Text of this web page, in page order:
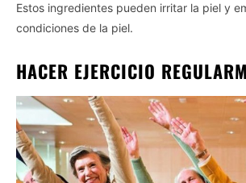
Estos ingredientes pueden irritar la piel y
condiciones de la piel.
HACER EJERCICIO